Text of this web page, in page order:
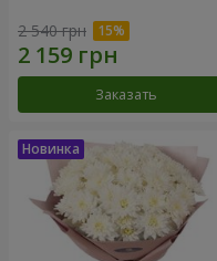
2 540 грн
Заказать